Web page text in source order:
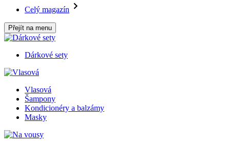
Celý magazín
Přejít na menu
Dárkové sety
Vlasová
Šampony
Kondicionéry a balzámy
Masky